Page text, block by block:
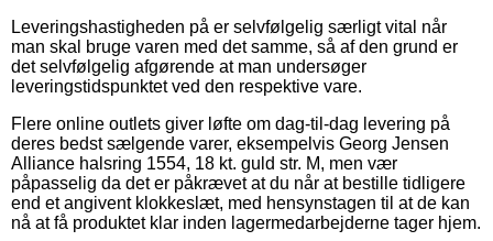
Leveringshastigheden på er selvfølgelig særligt vital når
man skal bruge varen med det samme, så af den grund er
det selvfølgelig afgørende at man undersøger
leveringstidspunktet ved den respektive vare.
Flere online outlets giver løfte om dag-til-dag levering på
deres bedst sælgende varer, eksempelvis Georg Jensen
Alliance halsring 1554, 18 kt. guld str. M, men vær
påpasselig da det er påkrævet at du når at bestille tidligere
end et angivent klokkeslæt, med hensynstagen til at de kan
nå at få produktet klar inden lagermedarbejderne tager hjem.